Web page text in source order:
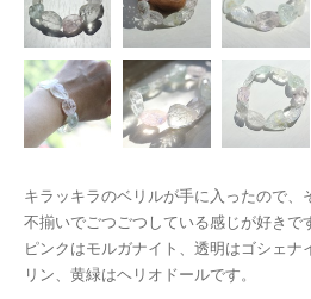
キラッキラのベリルが手に入ったので、
不揃いでごつごつしている感じが好きで
ピンクはモルガナイト、透明はゴシェナ
リン、黄緑はヘリオドールです。